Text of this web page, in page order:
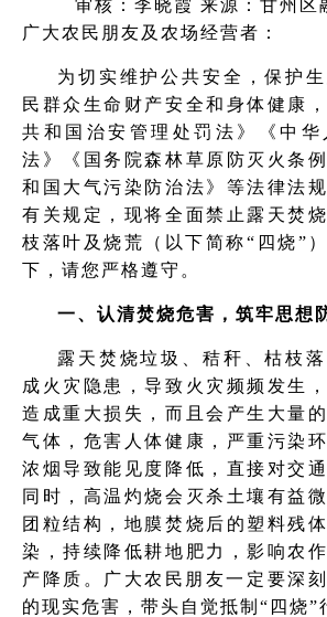
审核：李晓霞 来源：甘州区
广大农民朋友及农场经营者：
为切实维护公共安全，保护
民群众生命财产安全和身体健康
共和国治安管理处罚法》《中华
法》《国务院森林草原防灭火条
和国大气污染防治法》等法律法
有关规定，现将全面禁止露天焚
枝落叶及烧荒（以下简称“四烧”
下，请您严格遵守。
一、认清焚烧危害，筑牢思想
露天焚烧垃圾、秸秆、枯枝
成火灾隐患，导致火灾频频发生
造成重大损失，而且会产生大量
气体，危害人体健康，严重污染
浓烟导致能见度降低，直接对交
同时，高温灼烧会灭杀土壤有益
团粒结构，地膜焚烧后的塑料残
染，持续降低耕地肥力，影响农
产降质。广大农民朋友一定要深
的现实危害，带头自觉抵制“四烧”